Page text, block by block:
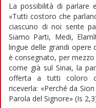
La possibilità di parlare
«Tutti costoro che
ciascuno di noi sente
Siamo Parti, Medi,
lingue delle grandi opere
è consegnato, per
come già sul Sinai, la
offerta a tutti coloro
riceverla: «Perché da
Parola del Signore» (Is